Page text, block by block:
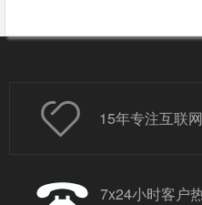
15年专注互联
7x24小时客户